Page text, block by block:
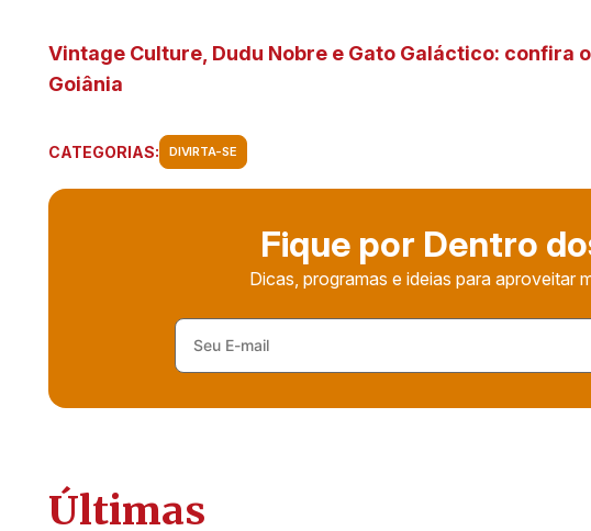
Vintage Culture, Dudu Nobre e Gato Galáctico: confira
Goiânia
CATEGORIAS: DIVIRTA-SE
Fique por Dentro
Dicas, programas e ideias para aproveitar
Últimas